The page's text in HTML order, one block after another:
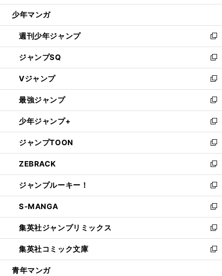
ウ
開
く
少年マンガ
週刊少年ジャンプ
新
し
い
ウ
ィ
ン
ド
ウ
で
開
く
ジャンプSQ
新
し
い
ウ
ィ
ン
ド
ウ
で
開
く
Vジャンプ
新
し
い
ウ
ィ
ン
ド
ウ
で
開
く
最強ジャンプ
新
し
い
ウ
ィ
ン
ド
ウ
で
開
く
少年ジャンプ+
新
し
い
ウ
ィ
ン
ド
ウ
で
開
く
ジャンプTOON
新
し
い
ウ
ィ
ン
ド
ウ
で
開
く
ZEBRACK
新
し
い
ウ
ィ
ン
ド
ウ
で
開
ジャンプルーキー！
新
し
い
ウ
ィ
ン
ド
ウ
S-MANGA
新
し
い
ウ
ィ
ン
集英社ジャンプリミックス
新
し
い
ウ
集英社コミック文庫
新
し
青年マンガ